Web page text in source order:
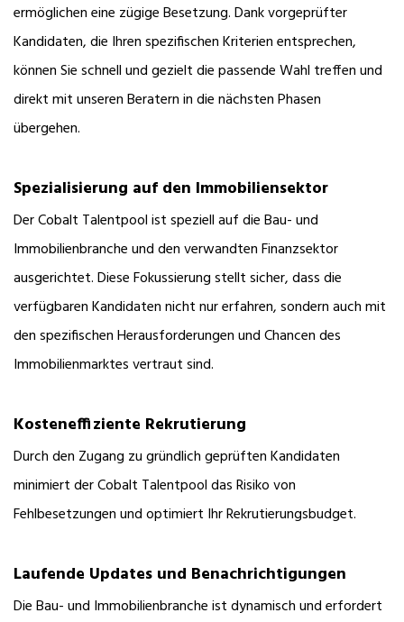
ermöglichen eine zügige Besetzung. Dank vorgeprüfter
Kandidaten, die Ihren spezifischen Kriterien entsprechen,
können Sie schnell und gezielt die passende Wahl treffen und
direkt mit unseren Beratern in die nächsten Phasen
übergehen.
Spezialisierung auf den Immobiliensektor
Der Cobalt Talentpool ist speziell auf die Bau- und
Immobilienbranche und den verwandten Finanzsektor
ausgerichtet. Diese Fokussierung stellt sicher, dass die
verfügbaren Kandidaten nicht nur erfahren, sondern auch mit
den spezifischen Herausforderungen und Chancen des
Immobilienmarktes vertraut sind.
Kosteneffiziente Rekrutierung
Durch den Zugang zu gründlich geprüften Kandidaten
minimiert der Cobalt Talentpool das Risiko von
Fehlbesetzungen und optimiert Ihr Rekrutierungsbudget.
Laufende Updates und Benachrichtigungen
Die Bau- und Immobilienbranche ist dynamisch und erfordert